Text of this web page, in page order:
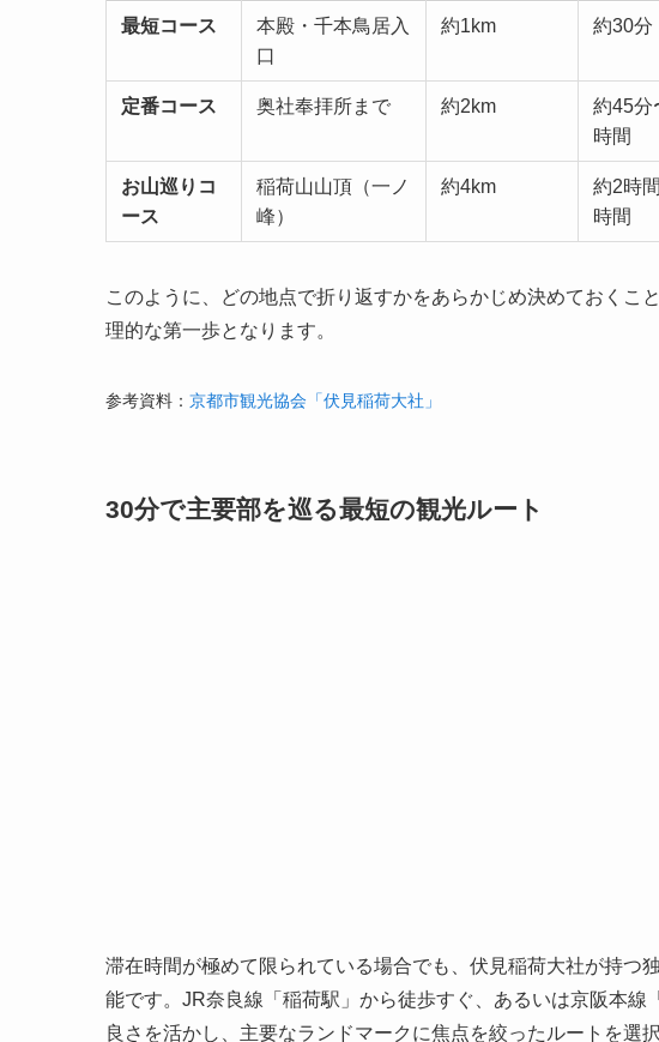
最短コース
本殿・千本鳥居入
口
約1km 約30分
定番コース 奥社奉拝所まで 約2km
約45分
時間
お山巡りコ
ース
稲荷山山頂（一ノ
峰）
約4km
約2時
時間
このように、どの地点で折り返すかをあらかじめ決めておくこ
理的な第一歩となります。
参考資料： 京都市観光協会「伏見稲荷大社」
30分で主要部を巡る最短の観光ルート
滞在時間が極めて限られている場合でも、伏見稲荷大社が持つ
能です。JR奈良線「稲荷駅」から徒歩すぐ、あるいは京阪本
良さを活かし、主要なランドマークに焦点を絞ったルートを選択